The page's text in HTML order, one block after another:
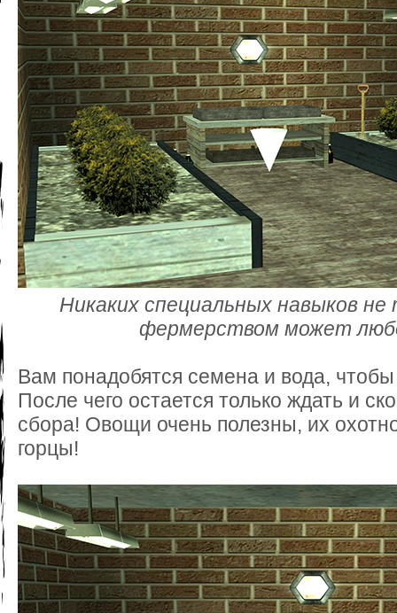
Никаких специальных навыков
фермерством может
Вам понадобятся семена и вода,
После чего остается только ждать и
сбора! Овощи очень полезны, их
горцы!